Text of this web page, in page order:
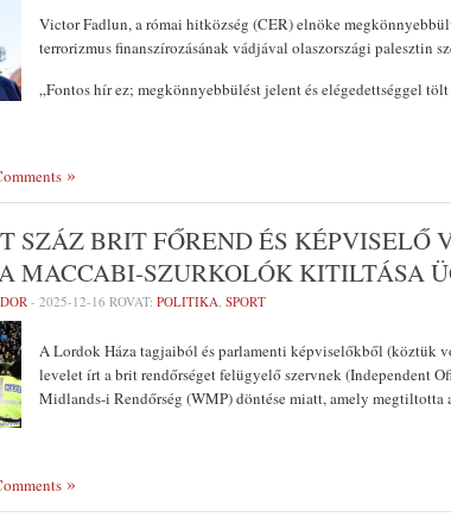
Victor Fadlun, a római hitközség (CER) elnöke
terrorizmus finanszírozásának vádjával olaszországi palesztin
„Fontos hír ez; megkönnyebbülést jelent és elégedettséggel tölt
SZÁZ BRIT FŐREND ÉS KÉPVISELŐ
MACCABI-SZURKOLÓK KITILTÁSA
- 2025-12-16 ROVAT: POLITIKA, SPORT
A Lordok Háza tagjaiból és parlamenti képviselőkből (köztük
levelet írt a brit rendőrséget felügyelő szervnek (Independent
Midlands-i Rendőrség (WMP) döntése miatt, amely megtiltotta